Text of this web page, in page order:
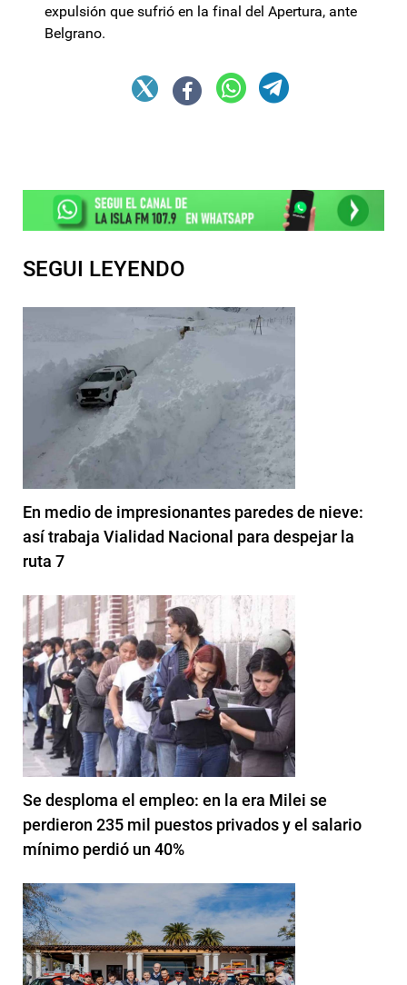
expulsión que sufrió en la final del Apertura, ante
Belgrano.
SEGUI LEYENDO
En medio de impresionantes paredes de nieve:
así trabaja Vialidad Nacional para despejar la
ruta 7
Se desploma el empleo: en la era Milei se
perdieron 235 mil puestos privados y el salario
mínimo perdió un 40%